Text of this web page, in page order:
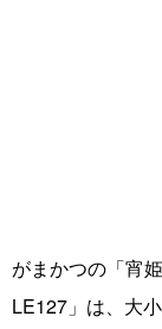
がまかつの「宵
LE127」は、大